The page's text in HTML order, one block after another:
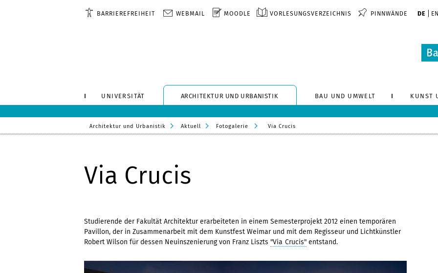
BARRIEREFREIHEIT WEBMAIL MOODLE VORLESUNGSVERZEICHNIS PINNWÄNDE DE EN
UNIVERSITÄT ARCHITEKTUR UND URBANISTIK BAU UND UMWELT KUNST
Architektur und Urbanistik Aktuell Fotogalerie Via Crucis
Via Crucis
Studierende der Fakultät Architektur erarbeiteten in einem Semesterprojekt 2012 einen temporären
Pavillon, der in Zusammenarbeit mit dem Kunstfest Weimar und mit dem Regisseur und Lichtkünstler
Robert Wilson für dessen Neuinszenierung von Franz Liszts "Via Crucis" entstand.